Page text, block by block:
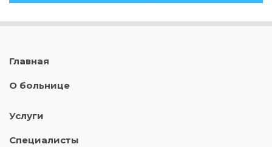
Главная
О больнице
Услуги
Специалисты